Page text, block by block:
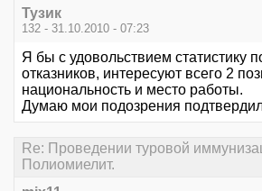
Тузик
132 - 31.10.2010 - 07:23
Я бы с удовольствием статистику
отказников, интересуют всего 2
национальность и место работы.
Думаю мои подозрения
Re: Проведении туровой
Полиомиелит.